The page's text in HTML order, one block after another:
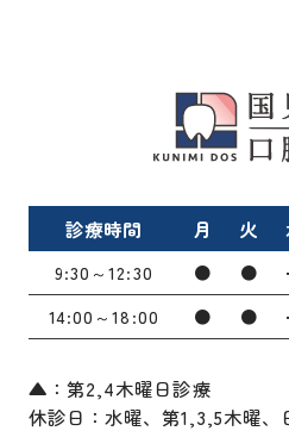
診療時間 月 火
9:30～12:30 ● ●
14:00～18:00
● ●
▲：第2,4木曜日診療
休診日：水曜、第1,3,5木曜、